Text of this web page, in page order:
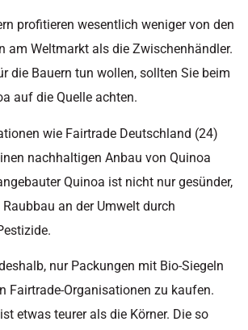
profitieren wesentlich weniger von den
am Weltmarkt als die Zwischenhändler.
die Bauern tun wollen, sollten Sie beim
auf die Quelle achten.
wie Fairtrade Deutschland (24)
nachhaltigen Anbau von Quinoa
Quinoa ist nicht nur gesünder,
an der Umwelt durch
nur Packungen mit Bio-Siegeln
Fairtrade-Organisationen zu kaufen.
etwas teurer als die Körner. Die so